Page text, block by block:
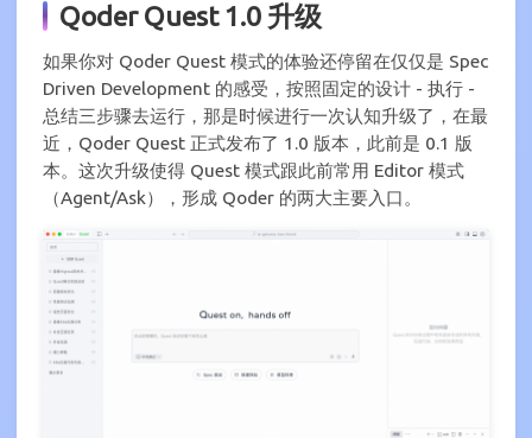
Qoder Quest 1.0 升级
如果你对 Qoder Quest 模式的体验还停留在仅仅是 Spec
Driven Development 的感受，按照固定的设计 - 执行 -
总结三步骤去运行，那是时候进行一次认知升级了，在最
近，Qoder Quest 正式发布了 1.0 版本，此前是 0.1 版
本。这次升级使得 Quest 模式跟此前常用 Editor 模式
（Agent/Ask），形成 Qoder 的两大主要入口。